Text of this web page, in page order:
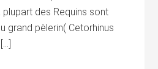
des Requins sont
grand pèlerin( Cetorhinus